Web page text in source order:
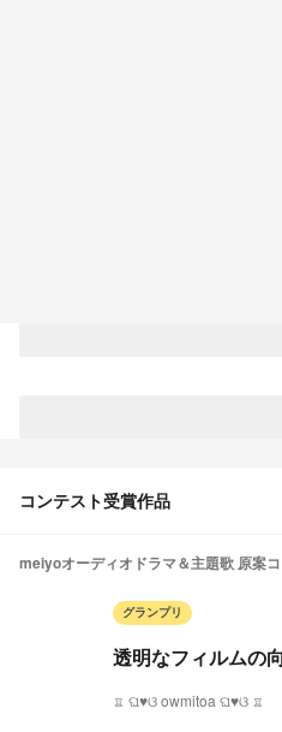
コンテスト受賞作品
meiyoオーディオドラマ＆主題歌 原案
グランプリ
透明なフィルムの
♖ ଘ♥ଓ owmitoa ଘ♥ଓ ♖